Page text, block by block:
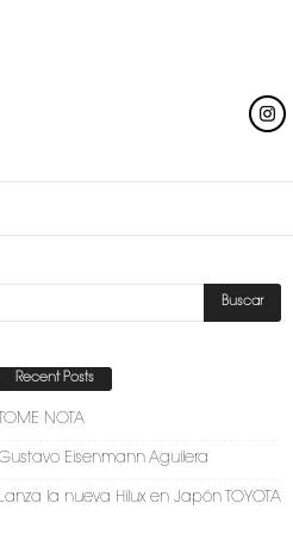
Recent Posts
TOME NOTA
Eisenmann Aguilera
Lanza la nueva Hilux en Japón TOYOTA